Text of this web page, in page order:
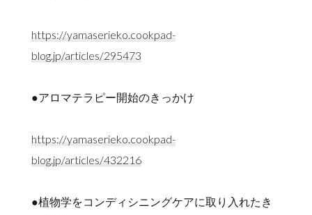
https://yamaserieko.cookpad-
blog.jp/articles/295473
●アロマテラピー開始のきっかけ
https://yamaserieko.cookpad-
blog.jp/articles/432216
●植物学をコンディシニングケアに取り入れたき